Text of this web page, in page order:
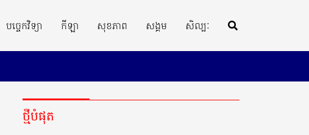
បច្ចេកវិទ្យា កីឡា សុខភាព សង្គម សិល្បៈ
ថ្មីបំផុត